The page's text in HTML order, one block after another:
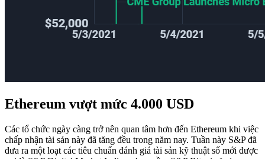
Ethereum vượt mức 4.000 USD
Các tổ chức ngày càng trở nên quan tâm hơn đến Ethereum khi việc
chấp nhận tài sản này đã tăng đều trong năm nay. Tuần này S&P đã
đưa ra một loạt các tiêu chuẩn đánh giá tài sản kỹ thuật số mới được